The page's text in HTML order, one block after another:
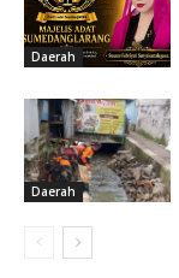
Daerah
Daerah